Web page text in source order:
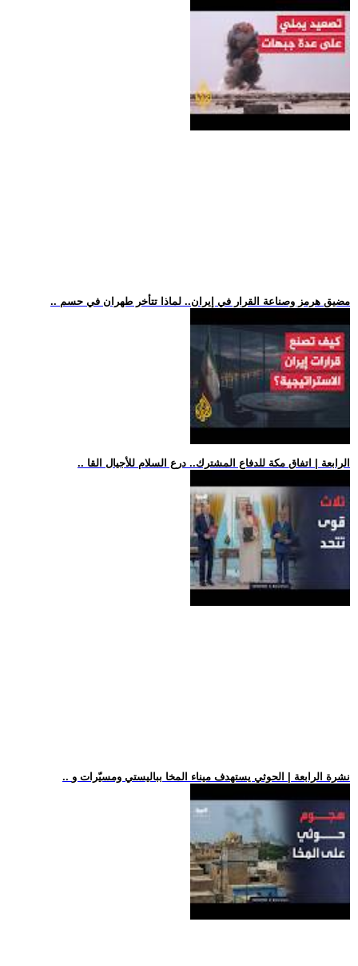
.. مضيق هرمز وصناعة القرار في إيران.. لماذا تتأخر طهران في حسم
.. الرابعة | اتفاق مكة للدفاع المشترك.. درع السلام للأجيال القا
.. نشرة الرابعة | الحوثي يستهدف ميناء المخا بباليستي ومسيّرات و